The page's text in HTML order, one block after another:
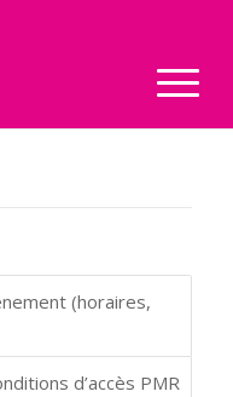
(horaires,
d’accès PMR